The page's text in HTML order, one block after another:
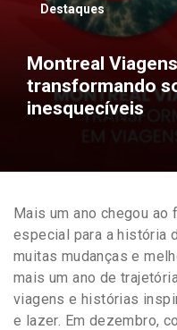
Destaques
Montreal
transformando
inesquecíveis
Mais um ano chegou ao
especial para a história
muitas mudanças e
mais um ano de
viagens e histórias
e lazer. Em dezembro,